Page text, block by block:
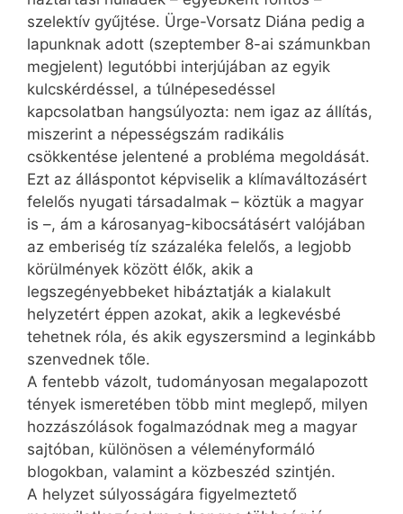
szelektív gyűjtése. Ürge-Vorsatz Diána pedig a
lapunknak adott (szeptember 8-ai számunkban
megjelent) legutóbbi interjújában az egyik
kulcskérdéssel, a túlnépesedéssel
kapcsolatban hangsúlyozta: nem igaz az állítás,
miszerint a népességszám radikális
csökkentése jelentené a probléma megoldását.
Ezt az álláspontot képviselik a klímaváltozásért
felelős nyugati társadalmak – köztük a magyar
is –, ám a károsanyag-kibocsátásért valójában
az emberiség tíz százaléka felelős, a legjobb
körülmények között élők, akik a
legszegényebbeket hibáztatják a kialakult
helyzetért éppen azokat, akik a legkevésbé
tehetnek róla, és akik egyszersmind a leginkább
szenvednek tőle.
A fentebb vázolt, tudományosan megalapozott
tények ismeretében több mint meglepő, milyen
hozzászólások fogalmazódnak meg a magyar
sajtóban, különösen a véleményformáló
blogokban, valamint a közbeszéd szintjén.
A helyzet súlyosságára figyelmeztető